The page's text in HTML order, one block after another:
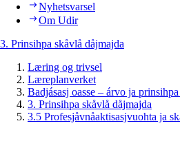
Nyhetsvarsel
Om Udir
3. Prinsihpa skåvlå dåjmajda
Læring og trivsel
Læreplanverket
Badjásasj oasse – árvo ja
3. Prinsihpa skåvlå dåjmajda
3.5 Profesjåvnåaktisasjvuohta ja